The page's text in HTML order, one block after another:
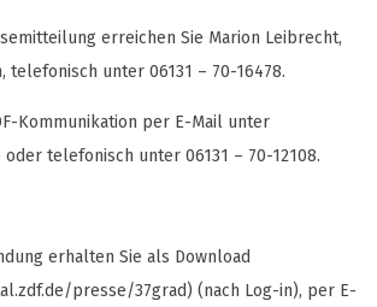
erreichen Sie Marion Leibrecht,
telefonisch unter 06131 – 70-16478.
Kommunikation per E-Mail unter
oder telefonisch unter 06131 – 70-12108.
erhalten Sie als Download
presse/37grad) (nach Log-in), per E-